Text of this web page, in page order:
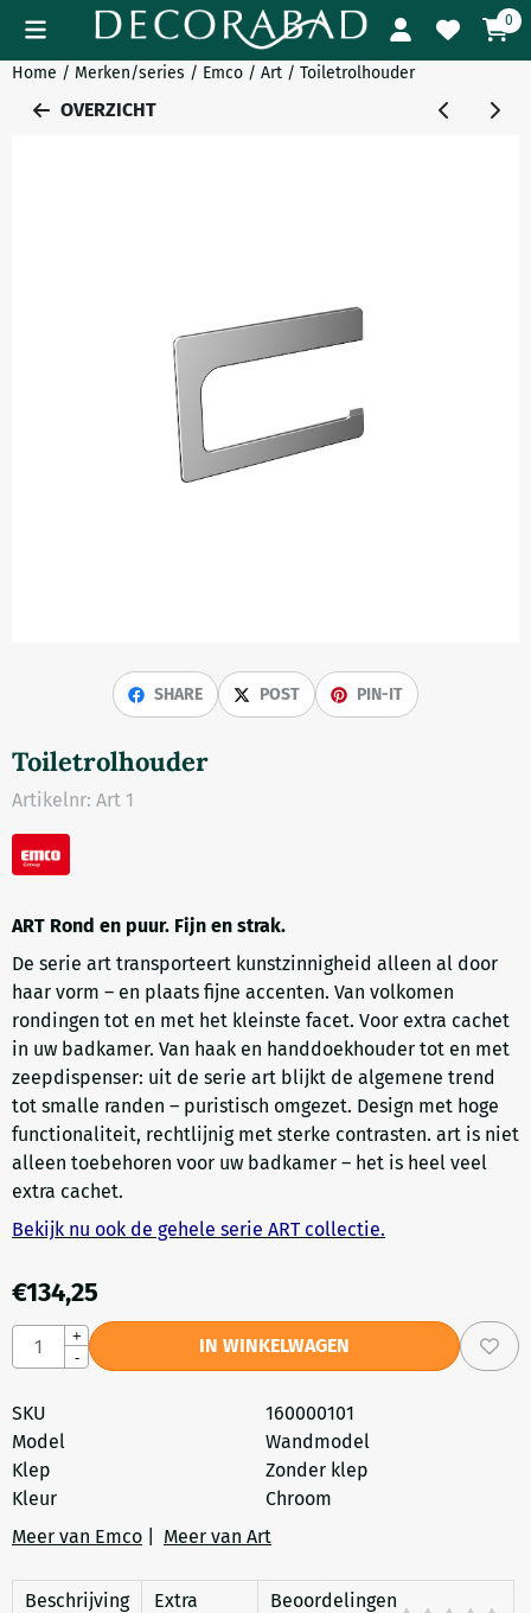
Cookievoorkeuren zijn momenteel gesloten. 0
Home / Merken/series / Emco / Art / Toiletrolhouder
OVERZICHT
SHARE POST PIN-IT
Toiletrolhouder
Artikelnr: Art 1
ART Rond en puur. Fijn en strak.
De serie art transporteert kunstzinnigheid alleen al door
haar vorm – en plaats fijne accenten. Van volkomen
rondingen tot en met het kleinste facet. Voor extra cachet
in uw badkamer. Van haak en handdoekhouder tot en met
zeepdispenser: uit de serie art blijkt de algemene trend
tot smalle randen – puristisch omgezet. Design met hoge
functionaliteit, rechtlijnig met sterke contrasten. art is niet
alleen toebehoren voor uw badkamer – het is heel veel
extra cachet.
Bekijk nu ook de gehele serie ART collectie.
€134,25
Aantal
+
-
IN WINKELWAGEN
SKU
160000101
Model
Wandmodel
Klep
Zonder klep
Kleur
Chroom
Meer van Emco
Meer van Art
Beschrijving
Extra
Beoordelingen